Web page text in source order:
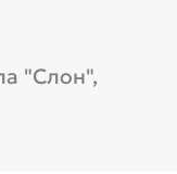
"Слон",